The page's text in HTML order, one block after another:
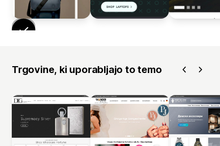
Trgovine, ki uporabljajo to temo